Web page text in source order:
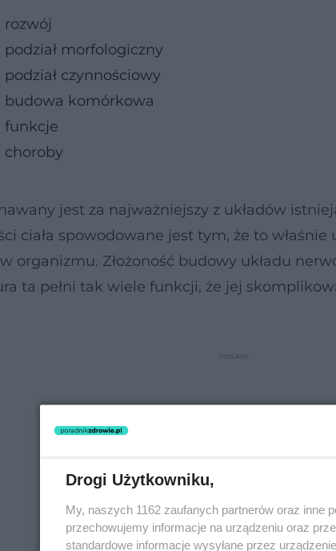
rozwój
podział morfologiczny
czynnościowy
budowa komórkowa
funkcje
choroby
jest za najważniejszy z układów
ciała spowodowane jest tym, że to
organizmu. Złożoność budowy układu
ta pełni tak wiele funkcji, że jej
Drogi Użytkowniku,
My, naszych 1162 zaufanych partnerów oraz inne
przechowujemy informacje na urządzeniu oraz
standardowe informacje wysyłane przez